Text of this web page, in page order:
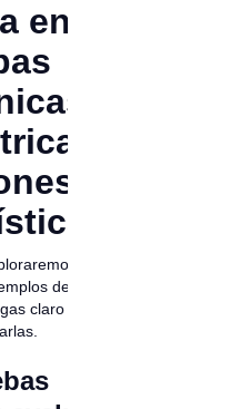
entre
y
y
las
de cada tipo
claro cuándo y